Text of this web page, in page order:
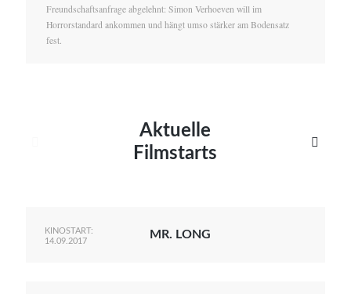
Freundschaftsanfrage abgelehnt: Simon Verhoeven will im
Horrorstandard ankommen und hängt umso stärker am Bodensatz
fest.
Aktuelle
Filmstarts

KINOSTART:
14.09.2017
MR. LONG